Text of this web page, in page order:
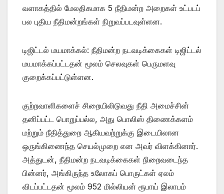
வளாகத்தில் மேலதிகமாக 5 நீதிமன்ற அறைகள் உட்படப்
பல புதிய நீதிமன்றங்கள் நிறுவப்படவுள்ளன.
டிஜிட்டல் மயமாக்கல்: நீதிமன்ற நடவடிக்கைகள் டிஜிட்டல்
மயமாக்கப்பட்டதன் மூலம் செலவுகள் பெருமளவு
குறைக்கப்பட்டுள்ளன.
குற்றவாளிகளைச் சிறையிலிடுவது நீதி அமைச்சின்
தனிப்பட்ட பொறுப்பல்ல, அது பொலிஸ் திணைக்களம்
மற்றும் நீதித்துறை ஆகியவற்றுக்கு இடையிலான
ஒருங்கிணைந்த செயல்முறை என அவர் விளக்கினார்.
அத்துடன், நீதிமன்ற நடவடிக்கைகள் நிறைவடைந்த
பின்னர், அங்கிருந்த உலோகப் பொருட்கள் ஏலம்
விடப்பட்டதன் மூலம் 952 மில்லியன் ரூபாய் இலாபம்